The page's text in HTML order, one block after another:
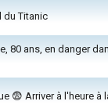
du Titanic
80 ans, en danger
😨 Arriver à l'heure à